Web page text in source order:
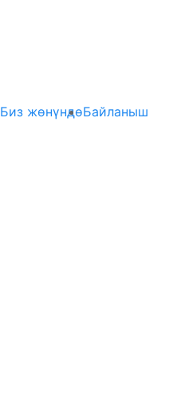
Биз жөнүндөБайланыш